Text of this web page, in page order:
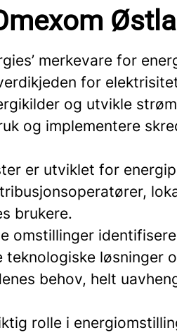
merkevare for
for
og utvikle
og implementere
er utviklet for
brukere.
omstillinger
teknologiske løsninger
behov, helt
rolle i